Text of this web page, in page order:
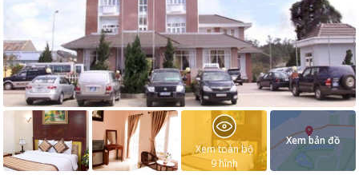
Xem toàn bộ
9hình
Xem bản đồ